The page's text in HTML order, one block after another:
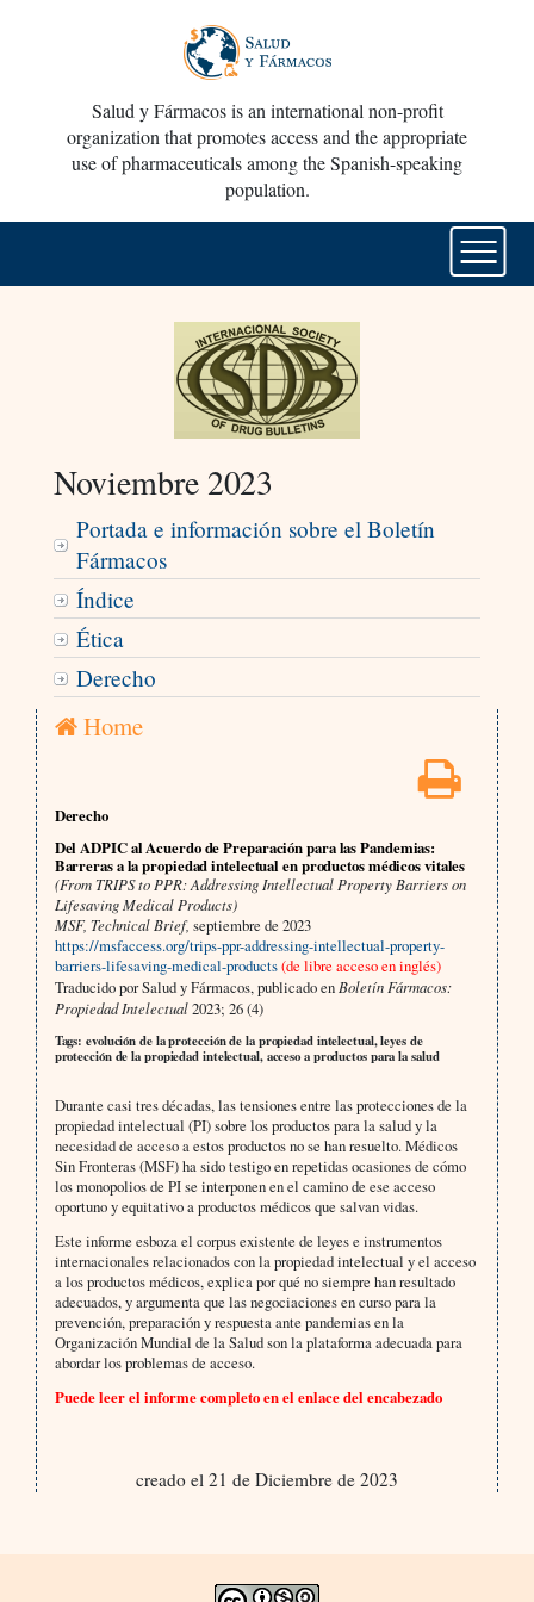
Salud y Fármacos is an international non-profit
organization that promotes access and the appropriate
use of pharmaceuticals among the Spanish-speaking
population.
Noviembre 2023
Portada e información sobre el Boletín
Fármacos
Índice
Ética
Derecho
Home
Derecho
Del ADPIC al Acuerdo de Preparación para las Pandemias:
Barreras a la propiedad intelectual en productos médicos vitales
(From TRIPS to PPR: Addressing Intellectual Property Barriers on
Lifesaving Medical Products)
MSF, Technical Brief, septiembre de 2023
https://msfaccess.org/trips-ppr-addressing-intellectual-property-
barriers-lifesaving-medical-products(de libre acceso en inglés)
Traducido por Salud y Fármacos, publicado en Boletín Fármacos:
Propiedad Intelectual2023; 26 (4)
Tags: evolución de la protección de la propiedad intelectual, leyes de
protección de la propiedad intelectual, acceso a productos para la salud
Durante casi tres décadas, las tensiones entre las protecciones de la
propiedad intelectual (PI) sobre los productos para la salud y la
necesidad de acceso a estos productos no se han resuelto. Médicos
Sin Fronteras (MSF) ha sido testigo en repetidas ocasiones de cómo
los monopolios de PI se interponen en el camino de ese acceso
oportuno y equitativo a productos médicos que salvan vidas.
Este informe esboza el corpus existente de leyes e instrumentos
internacionales relacionados con la propiedad intelectual y el acceso
a los productos médicos, explica por qué no siempre han resultado
adecuados, y argumenta que las negociaciones en curso para la
prevención, preparación y respuesta ante pandemias en la
Organización Mundial de la Salud son la plataforma adecuada para
abordar los problemas de acceso.
Puede leer el informe completo en el enlace del encabezado
creado el 21 de Diciembre de 2023